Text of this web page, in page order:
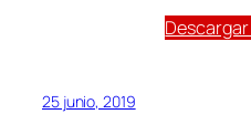
25 junio, 2019